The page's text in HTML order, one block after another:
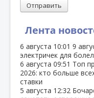
Лента
6 августа 10:01 9
электричек для
6 августа 09:51 Топ
2026: кто больше
ставки
5 августа 12:32
Отправить